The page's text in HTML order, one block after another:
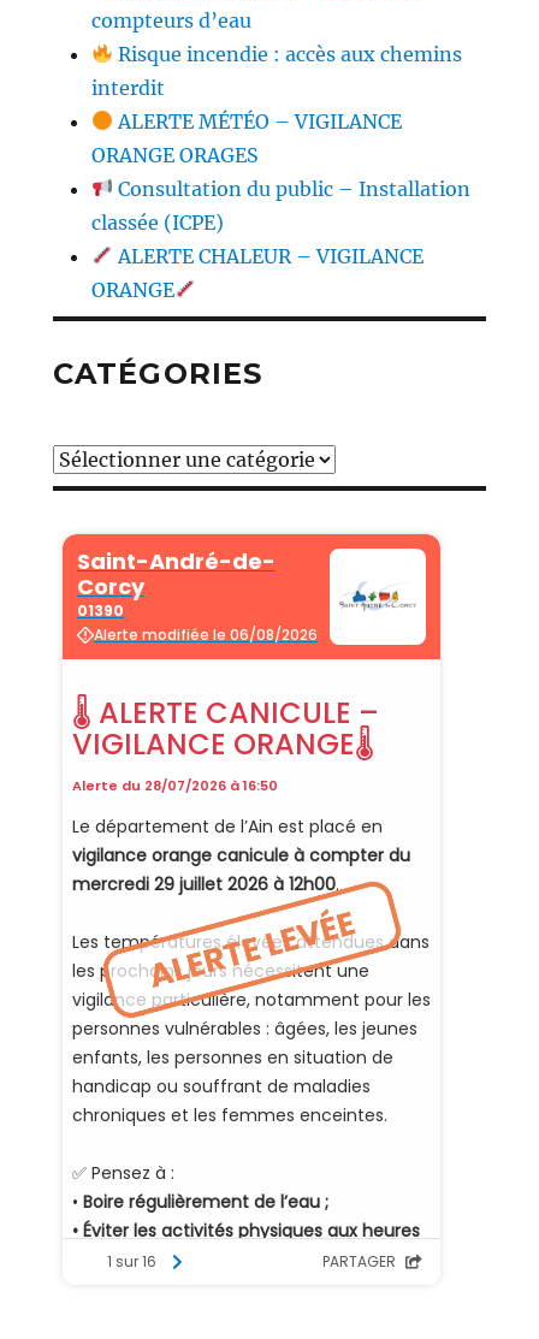
compteurs d’eau
Risque incendie : accès aux chemins
interdit
ALERTE MÉTÉO – VIGILANCE
ORANGE ORAGES
Consultation du public – Installation
classée (ICPE)
ALERTE CHALEUR – VIGILANCE
ORANGE
CATÉGORIES
Catégories